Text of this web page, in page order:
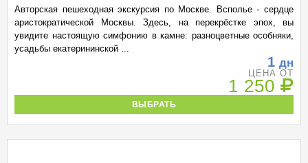
Авторская пешеходная экскурсия по Москве. Всполье - сердце
аристократической Москвы. Здесь, на перекрёстке эпох, вы
увидите настоящую симфонию в камне: разноцветные особняки,
усадьбы екатерининской ...
1 дн
ЦЕНА ОТ
1 250
ВЫБРАТЬ